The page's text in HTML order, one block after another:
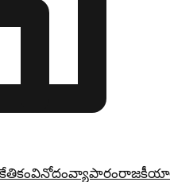
వినోదంవ్యాపారం